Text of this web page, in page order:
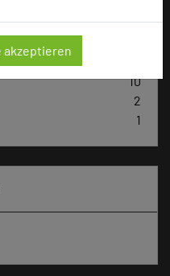
Alle akzeptieren
10
2
1